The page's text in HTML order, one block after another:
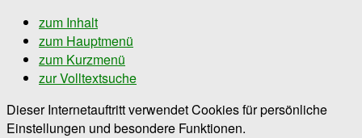
zum Inhalt
zum Hauptmenü
zum Kurzmenü
zur Volltextsuche
Dieser Internetauftritt verwendet Cookies für persönliche
Einstellungen und besondere Funktionen.